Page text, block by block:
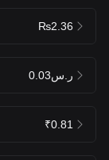
₨2.36
ر.س0.03
₹0.81